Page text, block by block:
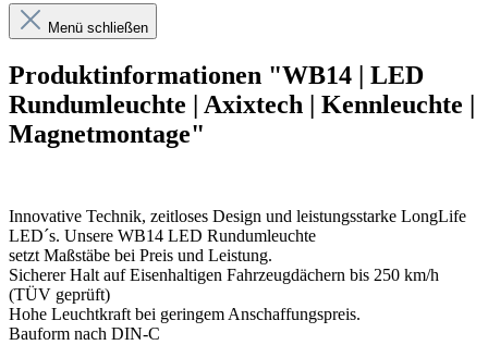
Menü schließen
Produktinformationen "WB14 | LED
Rundumleuchte | Axixtech | Kennleuchte |
Magnetmontage"
Innovative Technik, zeitloses Design und leistungsstarke LongLife
LED´s. Unsere WB14 LED Rundumleuchte
setzt Maßstäbe bei Preis und Leistung.
Sicherer Halt auf Eisenhaltigen Fahrzeugdächern bis 250 km/h
(TÜV geprüft)
Hohe Leuchtkraft bei geringem Anschaffungspreis.
Bauform nach DIN-C